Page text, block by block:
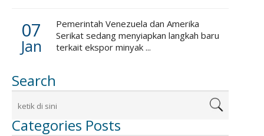
07
Jan
Pemerintah Venezuela dan Amerika
Serikat sedang menyiapkan langkah baru
terkait ekspor minyak ...
Search
Categories Posts